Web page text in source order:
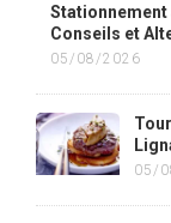
Stationnement
Conseils et
05/08/2026
05/